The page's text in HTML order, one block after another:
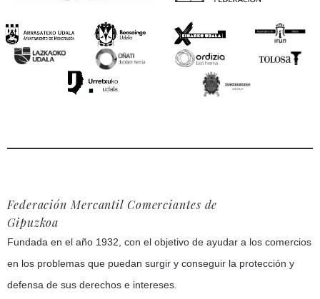
Federación Mercantil Comerciantes de
Gipuzkoa
Fundada en el año 1932, con el objetivo de ayudar a los comercios
en los problemas que puedan surgir y conseguir la protección y
defensa de sus derechos e intereses.